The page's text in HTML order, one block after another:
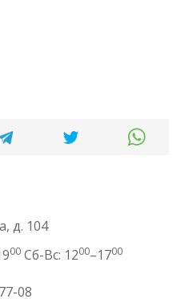
д. 104
00 Сб-Вс: 1200–1700
08